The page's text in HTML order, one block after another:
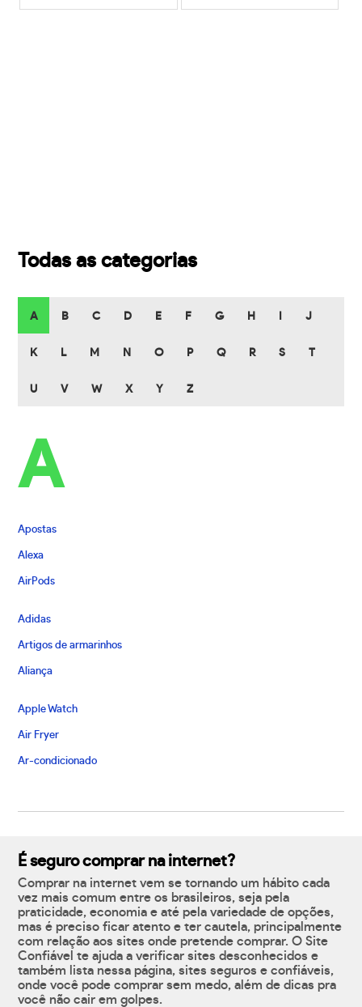
Todas as categorias
A B C D E F G H J
K L M N O P Q R S T
U V W X Y Z
A
Apostas
Alexa
AirPods
Adidas
Artigos de armarinhos
Aliança
Apple Watch
Air Fryer
Ar-condicionado
É seguro comprar na internet?
Comprar na internet vem se tornando um hábito cada
vez mais comum entre os brasileiros, seja pela
praticidade, economia e até pela variedade de opções,
mas é preciso ficar atento e ter cautela, principalmente
com relação aos sites onde pretende comprar. O Site
Confiável te ajuda a verificar sites desconhecidos e
também lista nessa página, sites seguros e confiáveis,
onde você pode comprar sem medo, além de dicas pra
você não cair em golpes.